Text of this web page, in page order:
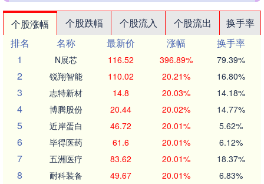
个股涨幅 个股跌幅 个股流入 个股流出
换手率
排名
名称 最新价 涨幅
换手率
1
N展芯 116.52 396.89% 79.39%
2 锐翔智能 110.02 20.21% 16.80%
3 志特新材 14.8 20.03% 14.18%
4 博腾股份 20.44 20.02% 14.77%
5 近岸蛋白 46.72 20.01% 5.62%
6 毕得医药 61.6 20.01% 6.12%
7 五洲医疗 83.62 20.01% 18.37%
8 耐科装备 49.67 20.01% 6.83%